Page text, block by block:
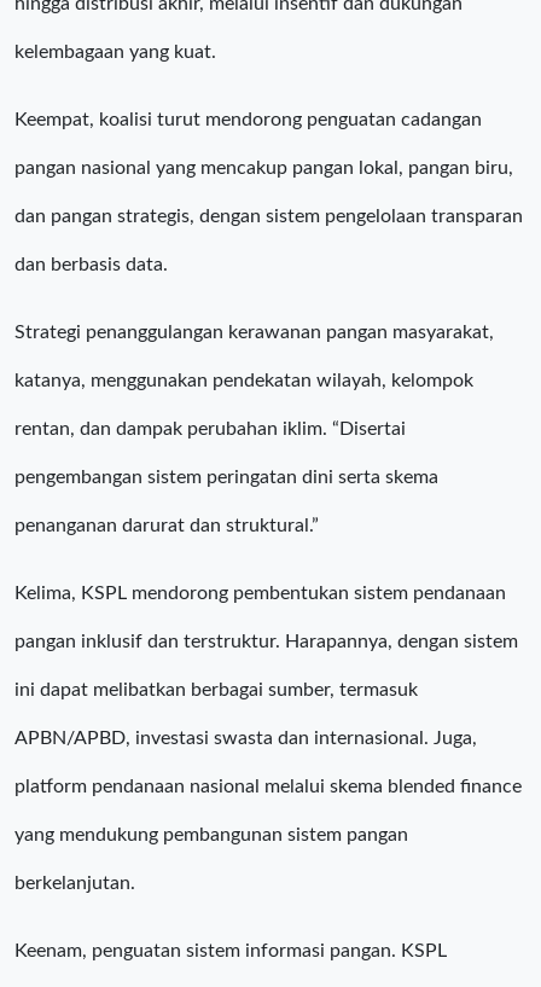
kelembagaan yang kuat.
Keempat, koalisi turut mendorong penguatan cadangan
pangan nasional yang mencakup pangan lokal, pangan biru,
dan pangan strategis, dengan sistem pengelolaan transparan
dan berbasis data.
Strategi penanggulangan kerawanan pangan masyarakat,
katanya, menggunakan pendekatan wilayah, kelompok
rentan, dan dampak perubahan iklim. “Disertai
pengembangan sistem peringatan dini serta skema
penanganan darurat dan struktural.”
Kelima, KSPL mendorong pembentukan sistem pendanaan
pangan inklusif dan terstruktur. Harapannya, dengan sistem
ini dapat melibatkan berbagai sumber, termasuk
APBN/APBD, investasi swasta dan internasional. Juga,
platform pendanaan nasional melalui skema blended finance
yang mendukung pembangunan sistem pangan
berkelanjutan.
Keenam, penguatan sistem informasi pangan. KSPL